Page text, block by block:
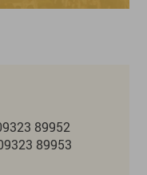
89952
89953